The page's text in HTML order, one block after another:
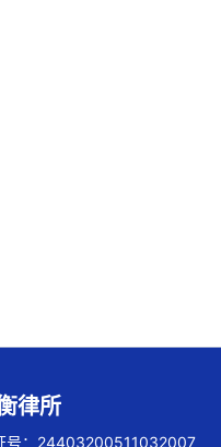
律所
号：24403200511032007